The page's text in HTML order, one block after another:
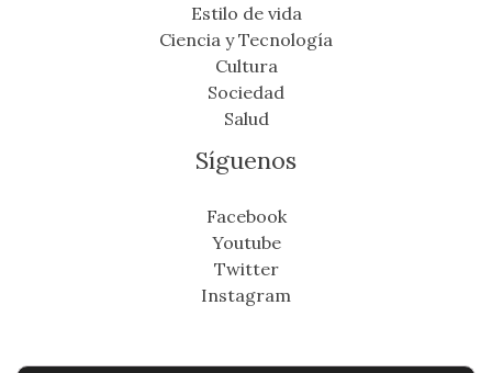
Estilo de vida
Ciencia y Tecnología
Cultura
Sociedad
Salud
Síguenos
Facebook
Youtube
Twitter
Instagram